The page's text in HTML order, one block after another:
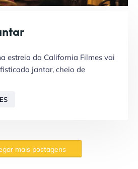
estreia da California Filmes vai
jantar, cheio de
mais postagens